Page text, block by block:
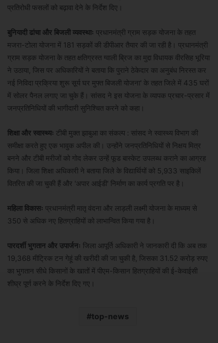
प्रतिरोधी फसलों को बढ़ावा देने के निर्देश दिए।
बुनियादी ढांचा और बिजली व्यवस्थाः प्रधानमंत्री ग्राम सड़क योजना के तहत
मजरा-टोला योजना में 181 सड़कों की डीपीआर तैयार की जा रही है। प्रधानमंत्री
ग्राम सड़क योजना के तहत क्षतिग्रस्त ग्वाली ब्रिज का मुद्दा विधायक वीरसिह भूरिया
ने उठाया, जिस पर अधिकारियों ने बताया कि पुराने ठेकेदार का अनुबंध निरस्त कर
नई निविदा प्रक्रिया शुरू सूर्य घर मुफ्त बिजली योजना' के तहत जिले में 435 घरों
में सोलर पैनल लगाए जा चुके हैं। सांसद ने इस योजना के व्यापक प्रचार-प्रसार में
जनप्रतिनिधियों की भागीदारी सुनिश्चित करने को कहा।
शिक्षा और स्वास्थ्यः टीबी मुक्त झाबुआ का संकल्प : सांसद ने स्वास्थ्य विभाग की
समीक्षा करते हुए एक भावुक अपील की। उन्होंने जनप्रतिनिधियों से निक्षय मित्र
बनने और टीबी मरीजों को गोद लेकर उन्हें फूड बास्केट उपलब्ध कराने का आग्रह
किया। जिला शिक्षा अधिकारी ने बताया जिले के विद्यार्थियों को 5,933 साइकिलें
वितरित की जा चुकी हैं और 'अपार आईडी' निर्माण का कार्य प्रगति पर है।
महिला विकासः प्रधानमंत्री मातृ वंदना और लाड़ली लक्ष्मी योजना के माध्यम से
350 से अधिक नए हितग्राहियों को लाभान्वित किया गया है।
पारदर्शी भुगतान और उपार्जनः जिला आपूर्ति अधिकारी ने जानकारी दी कि अब तक
19,368 मीट्रिक टन गेहूं की खरीदी की जा चुकी है, जिसका 31.52 करोड़ रुपए
का भुगतान सीधे किसानों के खातों में पीएम-किसान हितग्राहियों की ई-केवाईसी
शीघ्र पूर्ण करने के निर्देश दिए गए।
top-news